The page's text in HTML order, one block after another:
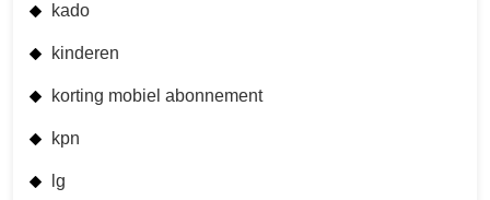
kado
kinderen
korting mobiel abonnement
kpn
lg